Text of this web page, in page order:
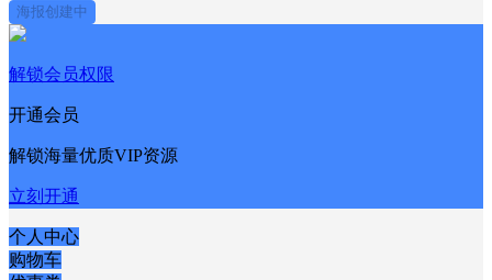
海报创建中
解锁会员权限
开通会员
解锁海量优质VIP资源
立刻开通
个人中心
购物车